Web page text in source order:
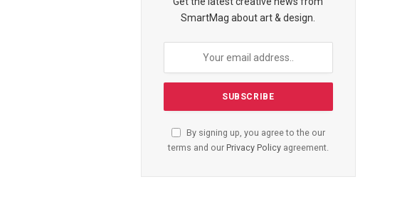
SmartMag about art & design.
By signing up, you agree to the our
terms and our Privacy Policyagreement.